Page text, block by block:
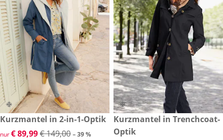
reduzierter Preis € 89,99, vorheriger Preis: € 149,00
-39 %
Kurzmantel in 2-in-1-Optik
reduzierter Preis € 89,99, vorheriger Preis: € 149,00
nur€ 89,99€ 149,00 – 39 %
€ 119,00
Kurzmantel in Trenchcoat-
Optik